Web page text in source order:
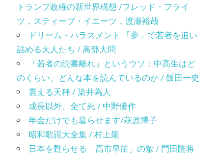
トランプ政権の新世界構想 /フレッド・フライ
ツ，スティーブ・イエーツ，渡瀬裕哉
ドリーム・ハラスメント 「夢」で若者を追い
詰める大人たち / 高部大問
「若者の読書離れ」というウソ：中高生はど
のくらい、どんな本を読んでいるのか / 飯田一史
震える天秤 / 染井為人
成長以外、全て死 / 中野優作
年金だけでも暮らせます/萩原博子
昭和歌謡大全集 / 村上龍
日本を甦らせる「高市早苗」の敵 / 門田隆将